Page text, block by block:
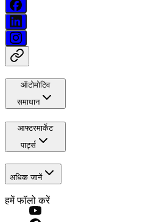
ऑटोमोटिव
समाधान
आफ्टरमार्केट
पार्ट्स
अधिक जानें
हमें फॉलो करें